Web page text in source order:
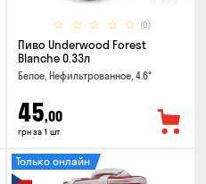
(0)
Пиво Underwood Forest
Blanche 0.33л
Белое, Нефильтрованное, 4.6°
45,00
грн за 1 шт
Только онлайн